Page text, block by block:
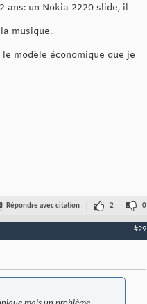
ans: un Nokia 2220 slide, il
musique.
modèle économique que je
Répondre avec citation 2 0
#29